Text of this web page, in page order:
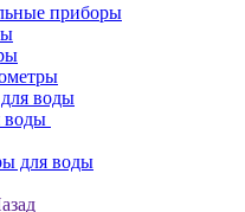
приборы
воды
воды
для воды